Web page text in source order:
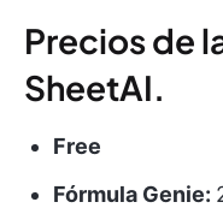
Precios de
SheetAI.
Free
Fórmula Genie: